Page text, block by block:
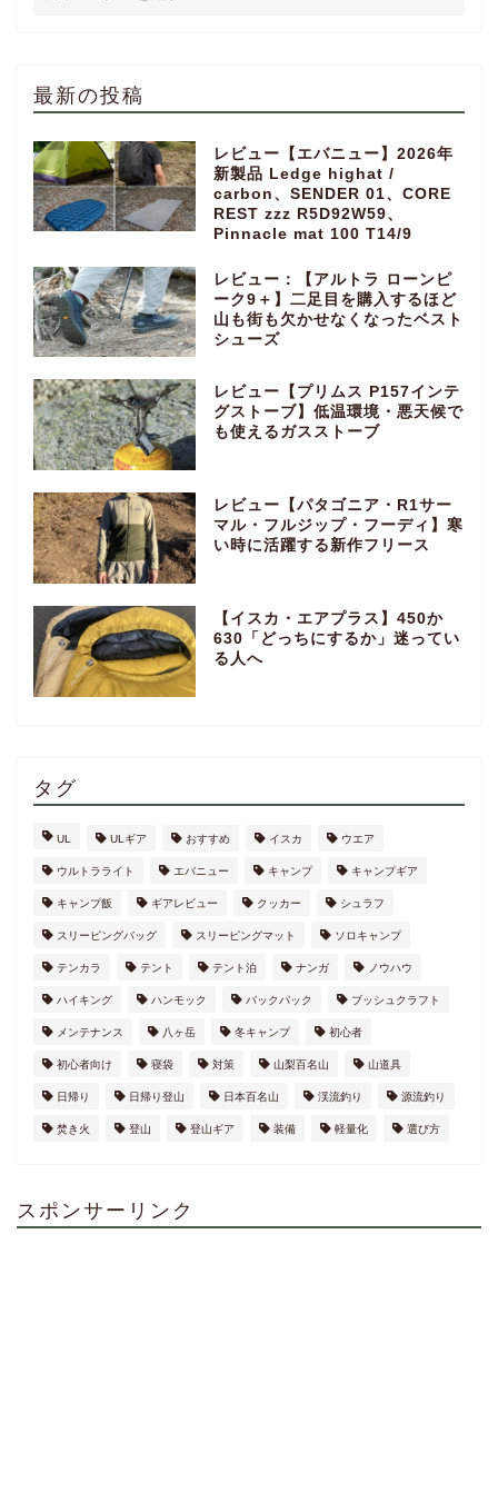
最新の投稿
レビュー【エバニュー】2026年
新製品 Ledge highat /
carbon、SENDER 01、CORE
REST zzz R5D92W59、
Pinnacle mat 100 T14/9
レビュー：【アルトラ ローンピ
ーク9＋】二足目を購入するほど
山も街も欠かせなくなったベスト
シューズ
レビュー【プリムス P157インテ
グストーブ】低温環境・悪天候で
も使えるガスストーブ
レビュー【パタゴニア・R1サー
マル・フルジップ・フーディ】寒
い時に活躍する新作フリース
【イスカ・エアプラス】450か
630「どっちにするか」迷ってい
る人へ
タグ
UL ULギア おすすめ イスカ ウエア
ウルトラライト エバニュー キャンプ キャンプギア
キャンプ飯 ギアレビュー クッカー シュラフ
スリーピングバッグ スリーピングマット ソロキャンプ
テンカラ テント テント泊 ナンガ ノウハウ
ハイキング ハンモック バックパック ブッシュクラフト
メンテナンス 八ヶ岳 冬キャンプ 初心者
初心者向け 寝袋 対策 山梨百名山 山道具
日帰り 日帰り登山 日本百名山 渓流釣り 源流釣り
焚き火 登山 登山ギア 装備 軽量化 選び方
スポンサーリンク